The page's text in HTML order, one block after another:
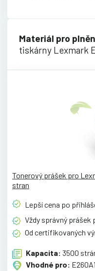
Materiál pro
tiskárny Lexmark
Tonerový prášek pro
stran
Lepší cena po
Vždy správný prášek
Od certifikovaných
Kapacita: 3500
Vhodné pro: